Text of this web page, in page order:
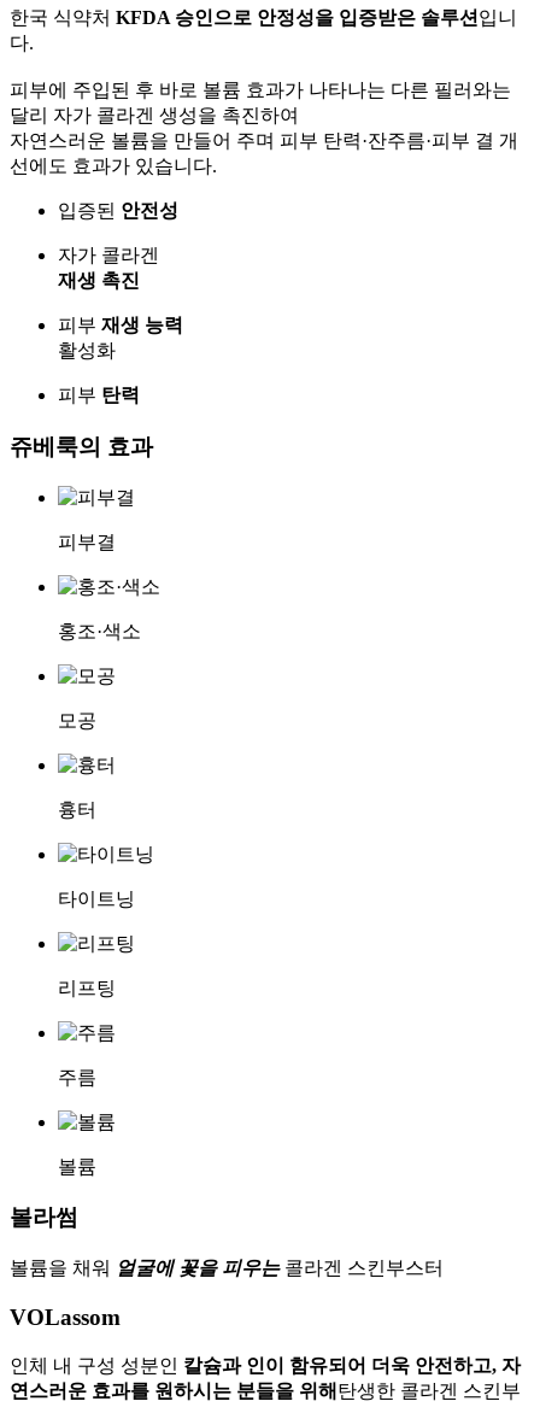
한국 식약처 KFDA 승인으로 안정성을 입증받은 솔루션 입니
다.
피부에 주입된 후 바로 볼륨 효과가 나타나는 다른 필러와는
달리 자가 콜라겐 생성을 촉진하여
자연스러운 볼륨을 만들어 주며 피부 탄력·잔주름·피부 결 개
선에도 효과가 있습니다.
입증된 안전성
자가 콜라겐
재생 촉진
피부 재생 능력
활성화
피부 탄력
쥬베룩의 효과
피부결
홍조·색소
모공
흉터
타이트닝
리프팅
주름
볼륨
볼라썸
볼륨을 채워 얼굴에 꽃을 피우는콜라겐 스킨부스터
VOLassom
인체 내 구성 성분인 칼슘과 인이 함유되어 더욱 안전하고, 자
연스러운 효과를 원하시는 분들을 위해 탄생한 콜라겐 스킨부